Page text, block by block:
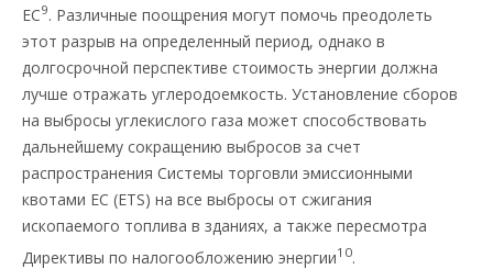
ЕС9. Различные поощрения могут помочь преодолеть
этот разрыв на определенный период, однако в
долгосрочной перспективе стоимость энергии должна
лучше отражать углеродоемкость. Установление сборов
на выбросы углекислого газа может способствовать
дальнейшему сокращению выбросов за счет
распространения Системы торговли эмиссионными
квотами ЕС (ETS) на все выбросы от сжигания
ископаемого топлива в зданиях, а также пересмотра
Директивы по налогообложению энергии10.